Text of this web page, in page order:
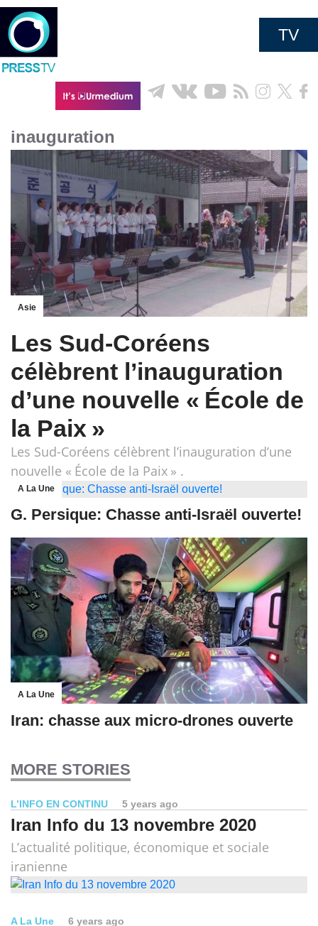
TV
inauguration
Asie
Les Sud-Coréens
célèbrent l’inauguration
d’une nouvelle « École de
la Paix »
Les Sud-Coréens célèbrent l’inauguration d’une
nouvelle « École de la Paix » .
A La Une
G. Persique: Chasse anti-Israël ouverte!
A La Une
Iran: chasse aux micro-drones ouverte
MORE STORIES
L’INFO EN CONTINU 5 years ago
Iran Info du 13 novembre 2020
L’actualité politique, économique et sociale
iranienne
A La Une 6 years ago